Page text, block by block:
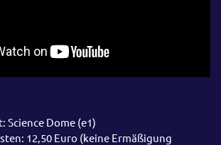
Dome (e1)
12,50 Euro (keine Ermäßigung